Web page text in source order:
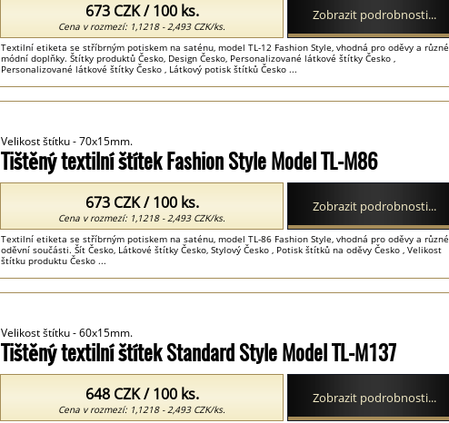
Textilní etiketa se stříbrným potiskem na saténu, model TL-12 Fashion Style, vhodná pro oděvy a různé
módní doplňky. Štítky produktů Česko, Design Česko, Personalizované látkové štítky Česko ,
Personalizované látkové štítky Česko , Látkový potisk štítků Česko ...
673 CZK / 100 ks.
Cena v rozmezí: 1,1218 - 2,493 CZK/ks.
Zobrazit podrobnosti...
Tištěný textilní štítek Fashion Style Model TL-M86
Velikost štítku - 70x15mm.
Textilní etiketa se stříbrným potiskem na saténu, model TL-86 Fashion Style, vhodná pro oděvy a různé
oděvní součásti. Šít Česko, Látkové štítky Česko, Stylový Česko , Potisk štítků na oděvy Česko , Velikost
štítku produktu Česko ...
673 CZK / 100 ks.
Cena v rozmezí: 1,1218 - 2,493 CZK/ks.
Zobrazit podrobnosti...
Tištěný textilní štítek Standard Style Model TL-M137
Velikost štítku - 60x15mm.
648 CZK / 100 ks.
Cena v rozmezí: 1,1218 - 2,493 CZK/ks.
Zobrazit podrobnosti...